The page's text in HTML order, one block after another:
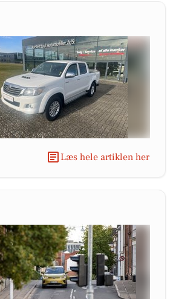
Læs hele artiklen her